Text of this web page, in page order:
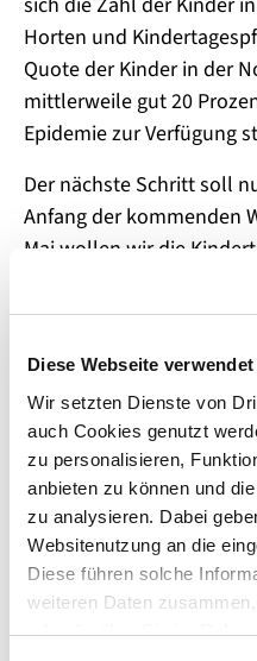
Diese Webseite
Wir setzten Dienste von
auch Cookies genutzt
zu personalisieren,
anbieten zu können und
zu analysieren. Dabei
Websitenutzung an die
Diese führen solche
weiteren Daten
oder die über Sie im
Horten und
Quote der Kinder in der
mittlerweile gut 20
Epidemie zur Verfügung
Der nächste Schritt soll
Anfang der kommenden
Mai wollen wir die
und vollständig vom
die Ministerin. Darüber
In der Kindertagespflege
konstante
so dass die
umgesetzt und
verdeutlichte Drese. "Die
Kindertagespflege führt
Familien die Familie und
vereinbaren können.